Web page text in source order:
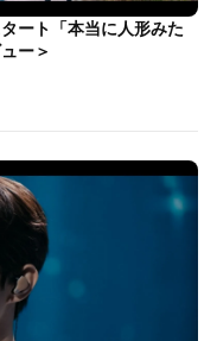
ート「本当に人形みた
ー＞